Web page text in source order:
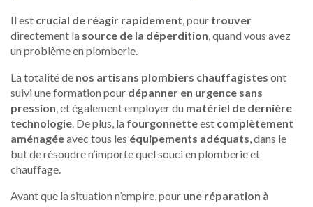
Il est crucial de réagir rapidement, pour trouver
directement la source de la déperdition, quand vous avez
un problème en plomberie.
La totalité de nos artisans plombiers chauffagistes ont
suivi une formation pour dépanner en urgence sans
pression, et également employer du matériel de dernière
technologie. De plus, la fourgonnetteest complètement
aménagéeavec tous les équipements adéquats, dans le
but de résoudre n’importe quel souci en plomberie et
chauffage.
Avant que la situation n’empire, pour une réparation à